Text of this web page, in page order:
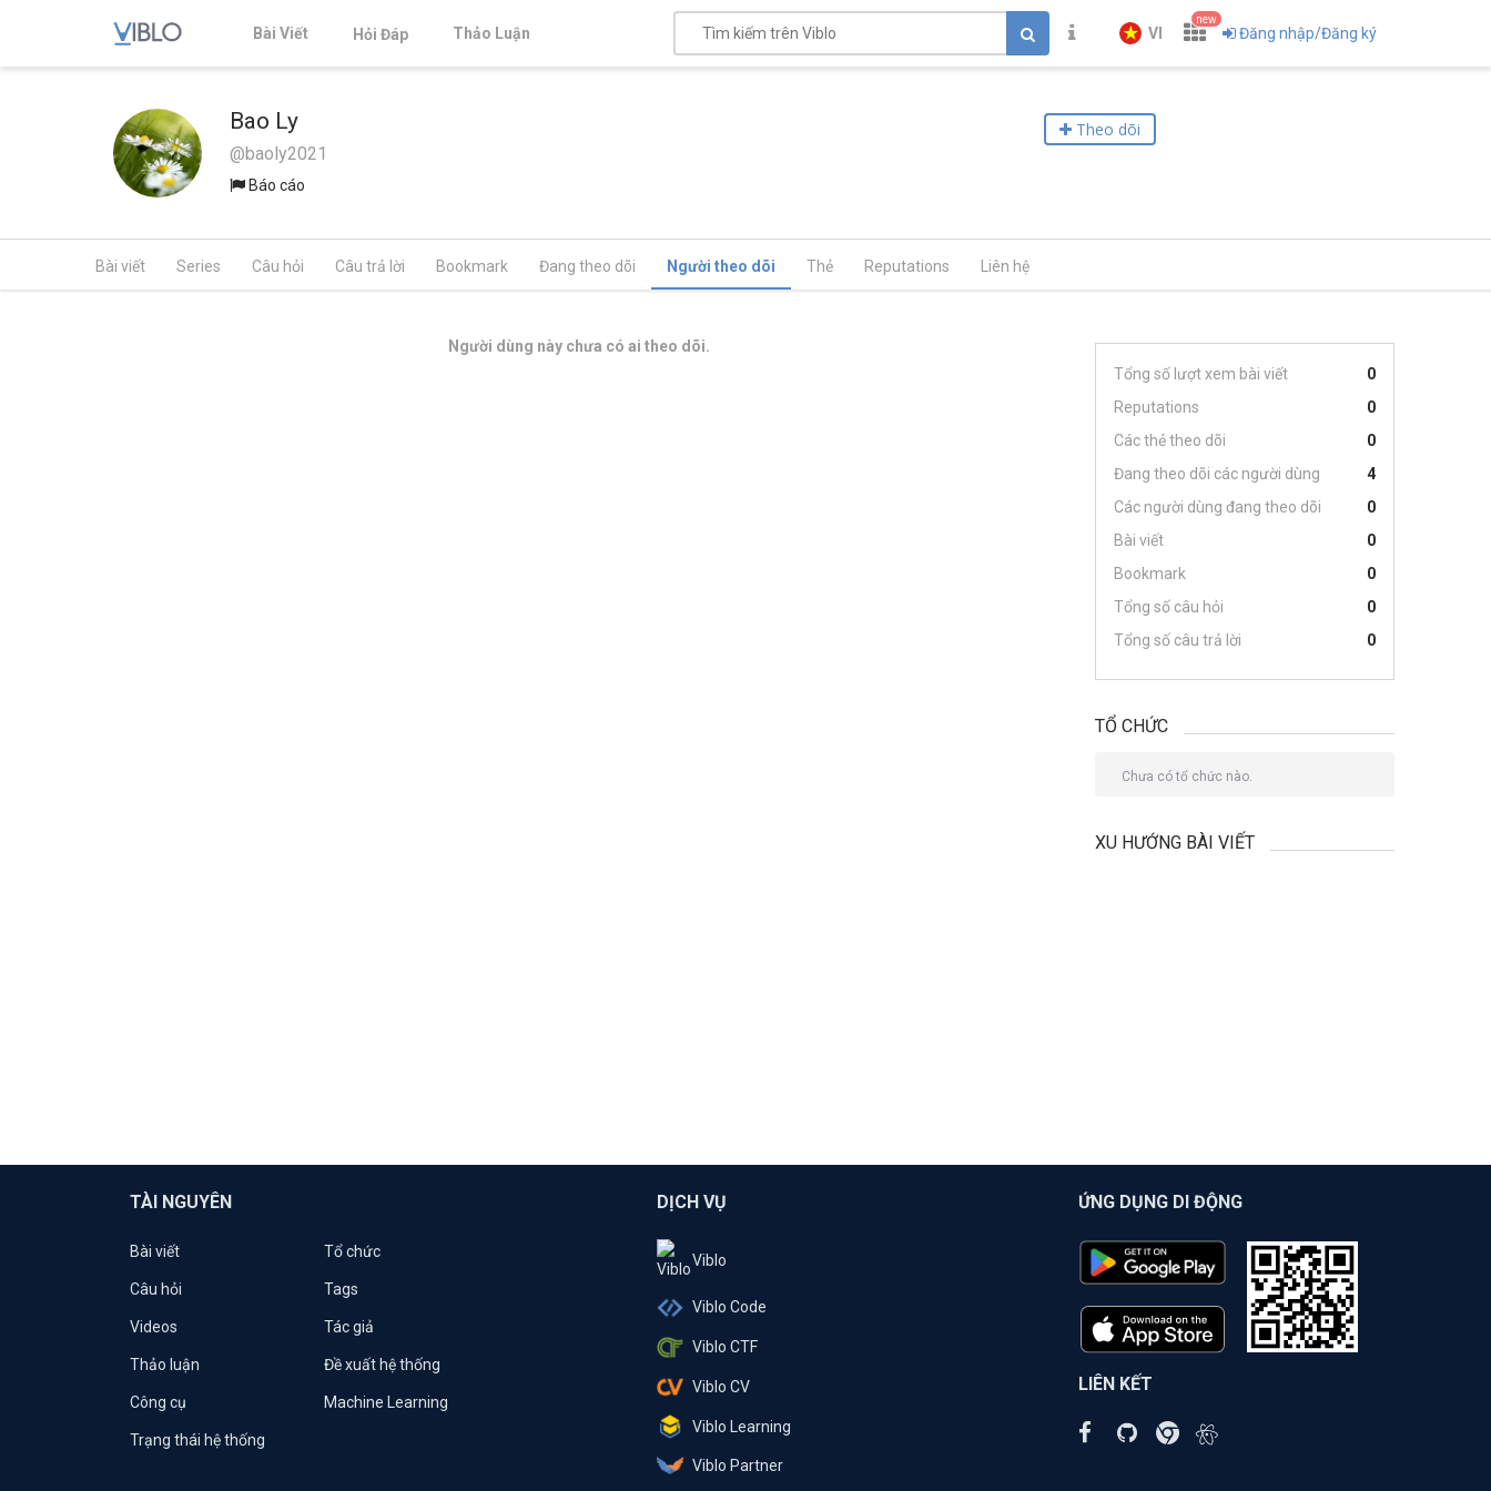
Bài Viết Hỏi Đáp Thảo Luận VI
new
Đăng nhập/Đăng ký
Bao Ly
@baoly2021
Báo cáo
Theo dõi
Bài viết Series Câu hỏi Câu trả lời Bookmark Đang theo dõi Người theo dõi Thẻ Reputations Liên hệ
Người dùng này chưa có ai theo dõi.
Tổng số lượt xem bài viết
0
Reputations
0
Các thẻ theo dõi
0
Đang theo dõi các người dùng
4
Các người dùng đang theo dõi
0
Bài viết
0
Bookmark
0
Tổng số câu hỏi
0
Tổng số câu trả lời
0
TỔ CHỨC
Chưa có tổ chức nào.
XU HƯỚNG BÀI VIẾT
TÀI NGUYÊN
Bài viết Tổ chức
Câu hỏi Tags
Videos Tác giả
Thảo luận Đề xuất hệ thống
Công cụ Machine Learning
Trạng thái hệ thống
DỊCH VỤ
Viblo
Viblo Code
Viblo CTF
Viblo CV
Viblo Learning
Viblo Partner
ỨNG DỤNG DI ĐỘNG
LIÊN KẾT